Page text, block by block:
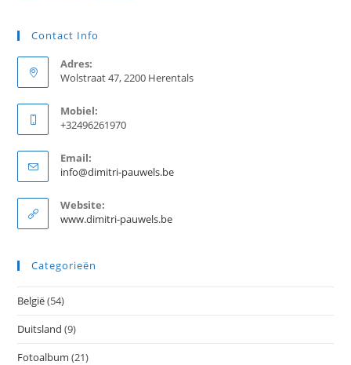
Contact Info
Adres:
Wolstraat 47, 2200 Herentals
Mobiel:
+32496261970
Email:
info@dimitri-pauwels.be
Website:
www.dimitri-pauwels.be
Categorieën
België(54)
Duitsland (9)
Fotoalbum (21)